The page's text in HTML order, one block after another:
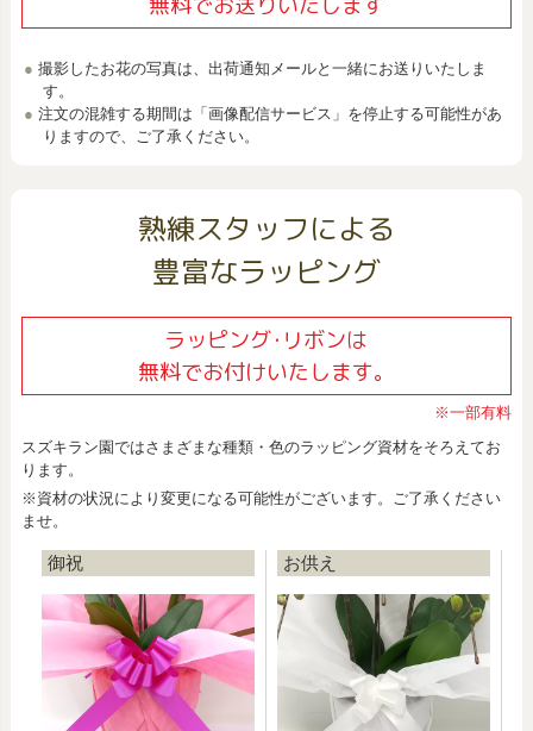
撮影したお花の写真は、出荷通知メールと一緒にお送りいたしま
す。
注文の混雑する期間は「画像配信サービス」を停止する可能性があ
りますので、ご了承ください。
熟練スタッフによる
豊富なラッピング
ラッピング･リボンは
無料でお付けいたします。
※一部有料
スズキラン園ではさまざまな種類・色のラッピング資材をそろえてお
ります。
※資材の状況により変更になる可能性がございます。ご了承ください
ませ。
御祝 お供え